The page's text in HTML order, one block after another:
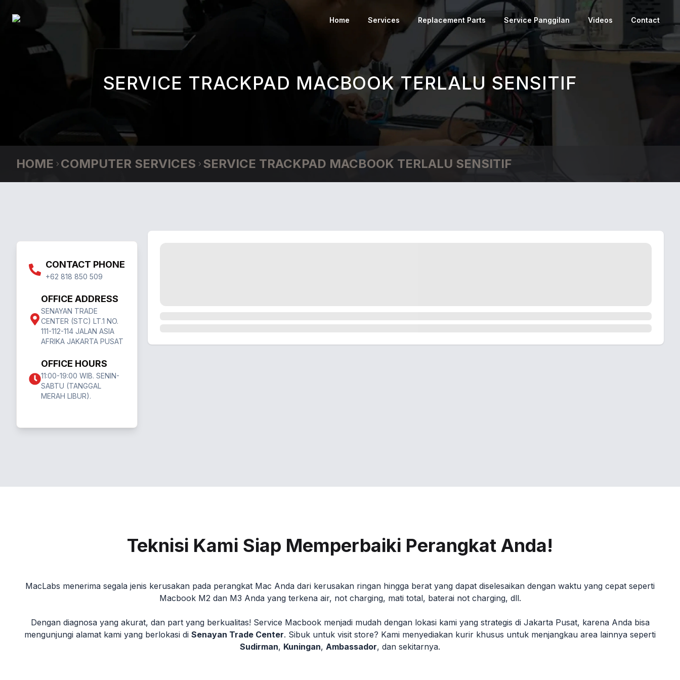
Home Services Replacement Parts Service Panggilan Videos Contact
SERVICE TRACKPAD MACBOOK TERLALU SENSITIF
HOME COMPUTER SERVICES SERVICE TRACKPAD MACBOOK TERLALU SENSITIF
CONTACT PHONE
+62 818 850 509
OFFICE ADDRESS
SENAYAN TRADE
CENTER (STC) LT.1 NO.
111-112-114 JALAN ASIA
AFRIKA JAKARTA PUSAT
OFFICE HOURS
11:00-19:00 WIB. SENIN-
SABTU (TANGGAL
MERAH LIBUR).
Teknisi Kami Siap Memperbaiki Perangkat Anda!
MacLabs menerima segala jenis kerusakan pada perangkat Mac Anda dari kerusakan ringan hingga berat yang dapat diselesaikan dengan waktu yang cepat seperti
Macbook M2 dan M3 Anda yang terkena air, not charging, mati total, baterai not charging, dll.
Dengan diagnosa yang akurat, dan part yang berkualitas! Service Macbook menjadi mudah dengan lokasi kami yang strategis di Jakarta Pusat, karena Anda bisa
mengunjungi alamat kami yang berlokasi di Senayan Trade Center. Sibuk untuk visit store? Kami menyediakan kurir khusus untuk menjangkau area lainnya seperti
Sudirman, Kuningan, Ambassador, dan sekitarnya.